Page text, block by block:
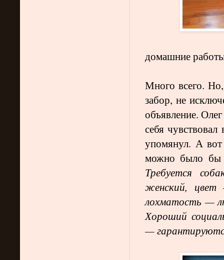
домашние
Много всего.
забор, не
объявление.
себя
упомянул. А
можно было
Требуется
женский,
лохматость —
Хороший
—